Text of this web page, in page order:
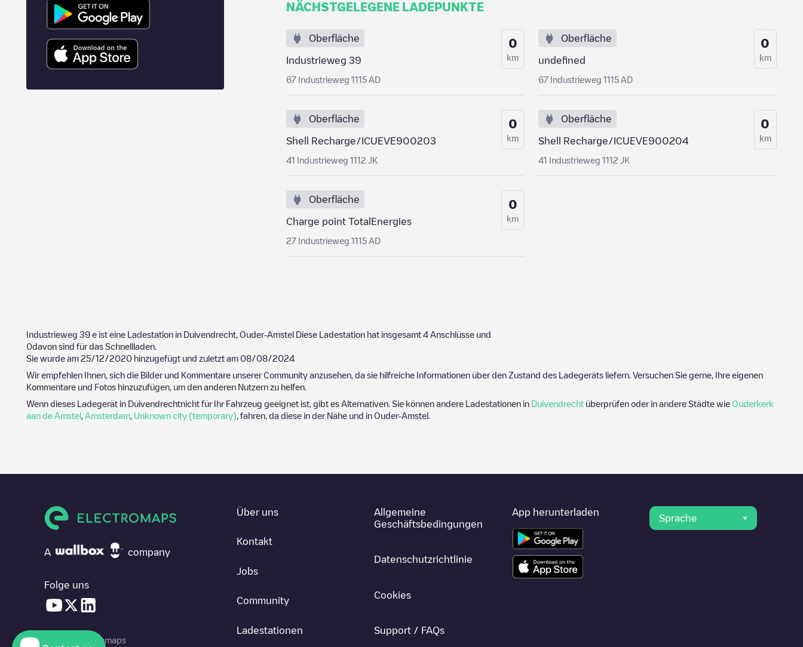
NÄCHSTGELEGENE LADEPUNKTE
Oberfläche
Industrieweg 39
67 Industrieweg 1115 AD
0
km
Oberfläche
undefined
67 Industrieweg 1115 AD
0
km
Oberfläche
Shell Recharge/ICUEVE900203
41 Industrieweg 1112 JK
0
km
Oberfläche
Shell Recharge/ICUEVE900204
41 Industrieweg 1112 JK
0
km
Oberfläche
Charge point TotalEnergies
27 Industrieweg 1115 AD
0
km
Industrieweg 39 e ist eine Ladestation in Duivendrecht Ouder-Amstel Diese Ladestation hat insgesamt 4 Anschlüsse und
0davon sind für das Schnellladen.
Sie wurde am 25/12/2020 hinzugefügt und zuletzt am 08/08/2024
Wir empfehlen Ihnen, sich die Bilder und Kommentare unserer Community anzusehen, da sie hilfreiche Informationen über den Zustand des Ladegeräts liefern. Versuchen Sie gerne, Ihre eigenen
Kommentare und Fotos hinzuzufügen, um den anderen Nutzern zu helfen.
Wenn dieses Ladegerät in Duivendrechtnicht für Ihr Fahrzeug geeignet ist, gibt es Alternativen. Sie können andere Ladestationen in Duivendrecht überprüfen oder in andere Städte wie Ouderkerk
aan de Amstel
Amsterdam Unknown city (temporary) , fahren, da diese in der Nähe und in Ouder-Amstel
A company
Folge uns
© 2026 Electromaps
Über uns
Kontakt
Jobs
Community
Ladestationen
Allgemeine
Geschäftsbedingungen
Datenschutzrichtlinie
Cookies
Support / FAQs
App herunterladen
Sprache